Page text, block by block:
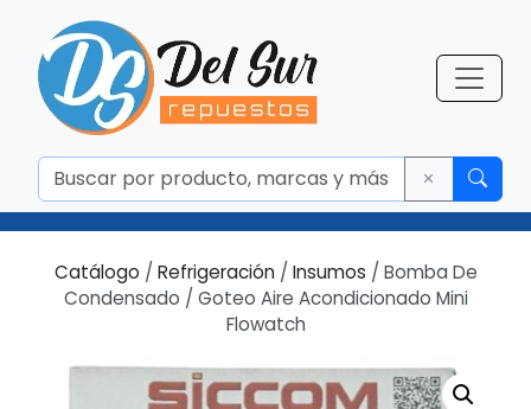
Catálogo / Refrigeración/ Insumos / Bomba De
Condensado / Goteo Aire Acondicionado Mini
Flowatch